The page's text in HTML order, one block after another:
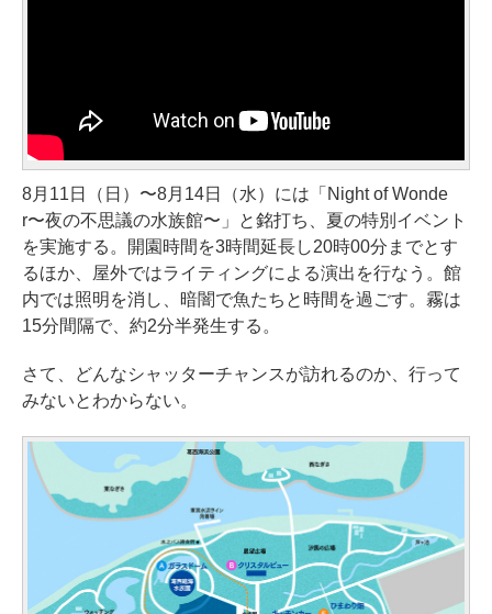
8月11日（日）〜8月14日（水）には「Night of Wonde
r〜夜の不思議の水族館〜」と銘打ち、夏の特別イベント
を実施する。開園時間を3時間延長し20時00分までとす
るほか、屋外ではライティングによる演出を行なう。館
内では照明を消し、暗闇で魚たちと時間を過ごす。霧は
15分間隔で、約2分半発生する。
さて、どんなシャッターチャンスが訪れるのか、行って
みないとわからない。